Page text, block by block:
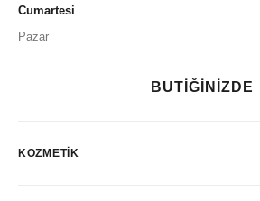
Cumartesi
Pazar
BUTİĞİNİZDE
KOZMETIK